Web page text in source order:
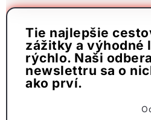
Tie najlepšie
zážitky a výhodné
rýchlo. Naši
newslettru sa o
ako prví.